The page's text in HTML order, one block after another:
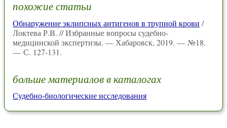
похожие статьи
Обнаружение эклипсных антигенов в трупной крови /
Локтева Р.В. // Избранные вопросы судебно-
медицинской экспертизы. — Хабаровск, 2019. — №18.
— С. 127-131.
больше материалов в каталогах
Судебно-биологические исследования